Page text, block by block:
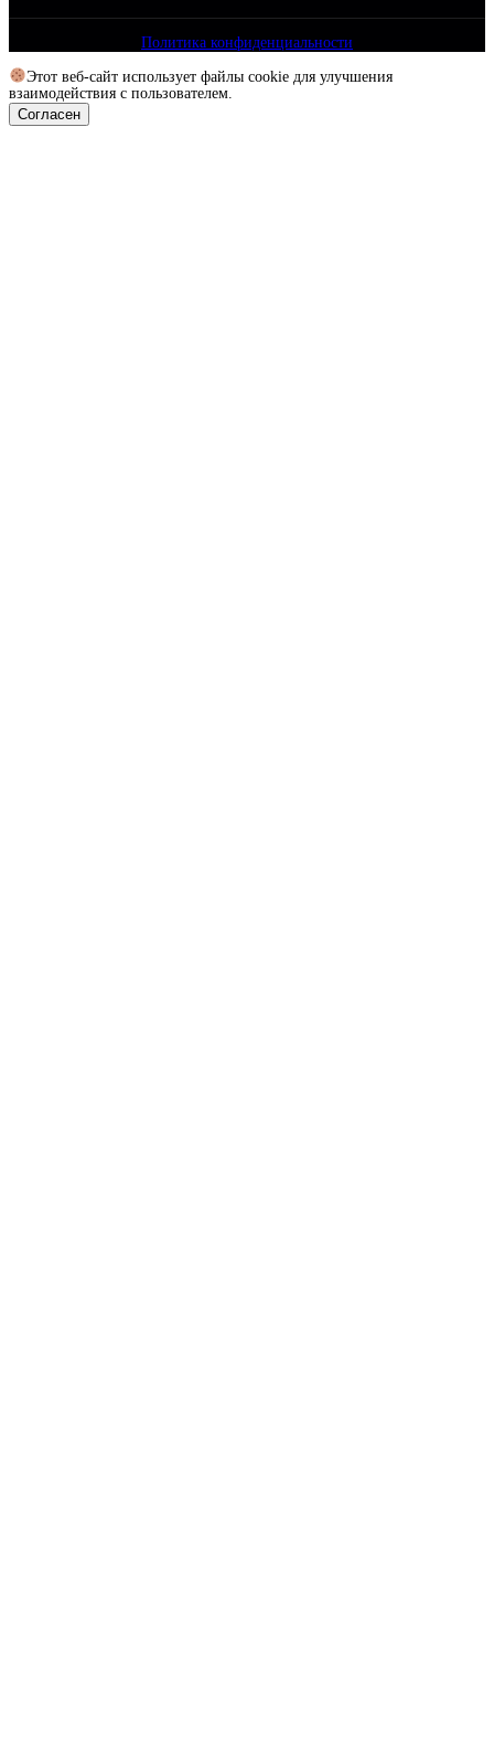
Политика конфиденциальности
Этот веб-сайт использует файлы cookie для улучшения
взаимодействия с пользователем.
Согласен